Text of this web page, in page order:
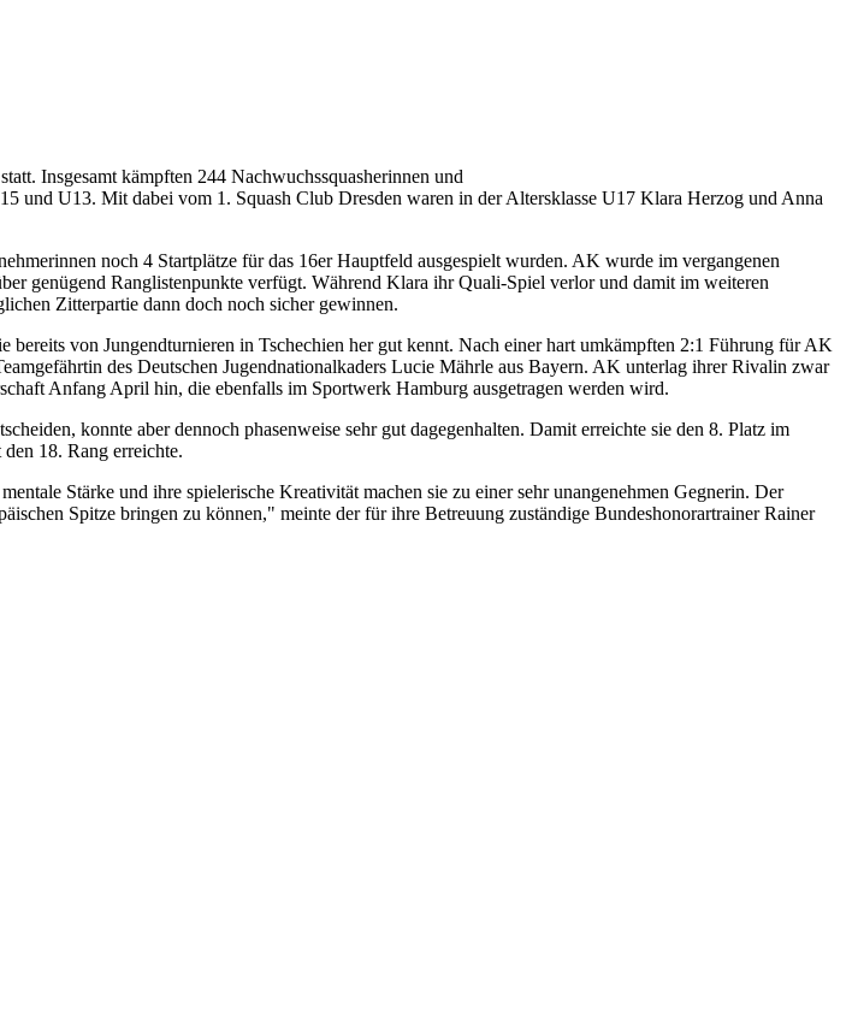
Insgesamt kämpften 244 Nachwuchssquasherinnen und
und U13. Mit dabei vom 1. Squash Club Dresden waren in der Altersklasse U17 Klara Herzog und Anna
noch 4 Startplätze für das 16er Hauptfeld ausgespielt wurden. AK wurde im vergangenen
genügend Ranglistenpunkte verfügt. Während Klara ihr Quali-Spiel verlor und damit im weiteren
Zitterpartie dann doch noch sicher gewinnen.
von Jungendturnieren in Tschechien her gut kennt. Nach einer hart umkämpften 2:1 Führung für AK
des Deutschen Jugendnationalkaders Lucie Mährle aus Bayern. AK unterlag ihrer Rivalin zwar
Anfang April hin, die ebenfalls im Sportwerk Hamburg ausgetragen werden wird.
konnte aber dennoch phasenweise sehr gut dagegenhalten. Damit erreichte sie den 8. Platz im
18. Rang erreichte.
Stärke und ihre spielerische Kreativität machen sie zu einer sehr unangenehmen Gegnerin. Der
Spitze bringen zu können," meinte der für ihre Betreuung zuständige Bundeshonorartrainer Rainer